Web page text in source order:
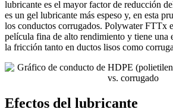
lubricante es el mayor factor de reducción
es un gel lubricante más espeso y, en esta
los conductos corrugados. Polywater FTTx
película fina de alto rendimiento y tiene una
la fricción tanto en ductos lisos como
Efectos del lubricante